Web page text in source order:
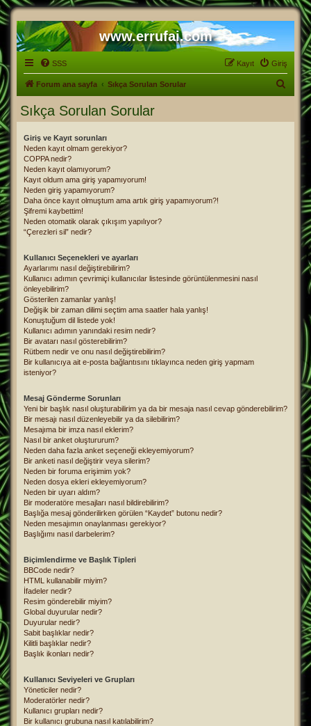
www.errufai.com
SSS Giriş
Kayıt
Forum ana sayfa Sıkça Sorulan Sorular
Sıkça Sorulan Sorular
Giriş ve Kayıt sorunları
Neden kayıt olmam gerekiyor?
COPPA nedir?
Neden kayıt olamıyorum?
Kayıt oldum ama giriş yapamıyorum!
Neden giriş yapamıyorum?
Daha önce kayıt olmuştum ama artık giriş yapamıyorum?!
Şifremi kaybettim!
Neden otomatik olarak çıkışım yapılıyor?
“Çerezleri sil” nedir?
Kullanıcı Seçenekleri ve ayarları
Ayarlarımı nasıl değiştirebilirim?
Kullanıcı adımın çevrimiçi kullanıcılar listesinde görüntülenmesini nasıl
önleyebilirim?
Gösterilen zamanlar yanlış!
Değişik bir zaman dilimi seçtim ama saatler hala yanlış!
Konuştuğum dil listede yok!
Kullanıcı adımın yanındaki resim nedir?
Bir avatarı nasıl gösterebilirim?
Rütbem nedir ve onu nasıl değiştirebilirim?
Bir kullanıcıya ait e-posta bağlantısını tıklayınca neden giriş yapmam
isteniyor?
Mesaj Gönderme Sorunları
Yeni bir başlık nasıl oluşturabilirim ya da bir mesaja nasıl cevap gönderebilirim?
Bir mesajı nasıl düzenleyebilir ya da silebilirim?
Mesajıma bir imza nasıl eklerim?
Nasıl bir anket oluştururum?
Neden daha fazla anket seçeneği ekleyemiyorum?
Bir anketi nasıl değiştirir veya silerim?
Neden bir foruma erişimim yok?
Neden dosya ekleri ekleyemiyorum?
Neden bir uyarı aldım?
Bir moderatöre mesajları nasıl bildirebilirim?
Başlığa mesaj gönderilirken görülen “Kaydet” butonu nedir?
Neden mesajımın onaylanması gerekiyor?
Başlığımı nasıl darbelerim?
Biçimlendirme ve Başlık Tipleri
BBCode nedir?
HTML kullanabilir miyim?
İfadeler nedir?
Resim gönderebilir miyim?
Global duyurular nedir?
Duyurular nedir?
Sabit başlıklar nedir?
Kilitli başlıklar nedir?
Başlık ikonları nedir?
Kullanıcı Seviyeleri ve Grupları
Yöneticiler nedir?
Moderatörler nedir?
Kullanıcı grupları nedir?
Bir kullanıcı grubuna nasıl katılabilirim?